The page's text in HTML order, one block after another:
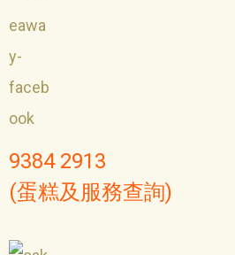
9384 2913
(蛋糕及服務查詢)